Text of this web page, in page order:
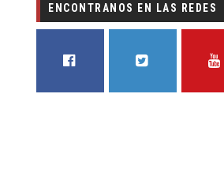
ENCONTRANOS EN LAS REDES